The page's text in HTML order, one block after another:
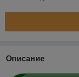
Описание